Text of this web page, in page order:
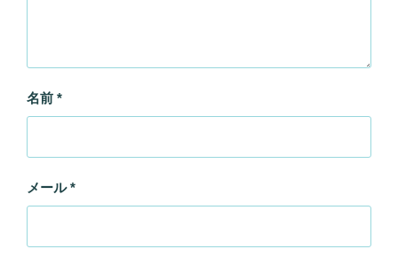
名前 *
メール*